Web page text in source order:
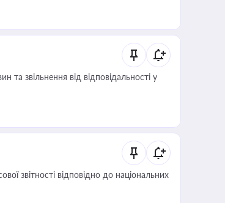
звільнення від відповідальності у
звітності відповідно до національних